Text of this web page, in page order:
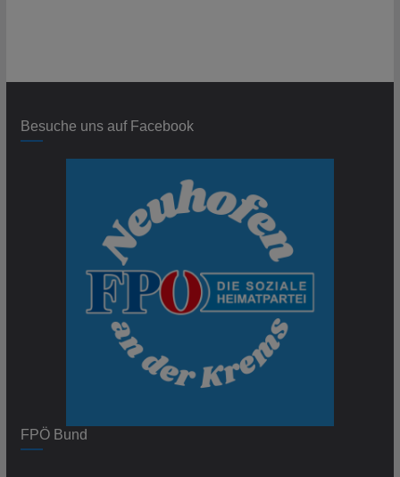
Besuche uns auf Facebook
FPÖ Bund